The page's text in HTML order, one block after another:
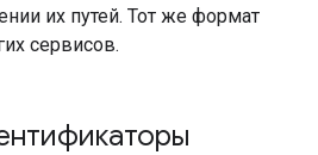
их путей. Тот же формат
сервисов.